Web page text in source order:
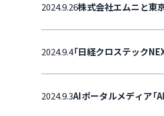
2024.9.26株式会社エムニと東
2024.9.4「日経クロステック
2024.9.3AIポータルメディア「